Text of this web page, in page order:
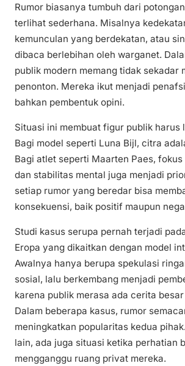
Rumor biasanya tumbuh dari
terlihat sederhana. Misalnya
kemunculan yang berdekatan, atau
dibaca berlebihan oleh warganet.
publik modern memang tidak sekadar
penonton. Mereka ikut menjadi
bahkan pembentuk opini.
Situasi ini membuat figur publik harus
Bagi model seperti Luna Bijl, citra
Bagi atlet seperti Maarten Paes,
dan stabilitas mental juga menjadi
setiap rumor yang beredar bisa
konsekuensi, baik positif maupun
Studi kasus serupa pernah terjadi
Eropa yang dikaitkan dengan model
Awalnya hanya berupa spekulasi
sosial, lalu berkembang menjadi
karena publik merasa ada cerita
Dalam beberapa kasus, rumor
meningkatkan popularitas kedua
lain, ada juga situasi ketika perhatian
mengganggu ruang privat mereka.